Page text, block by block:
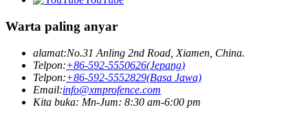
Warta paling anyar
alamat:No.31 Anling 2nd Road, Xiamen, China.
Telpon:+86-592-5550626(Jepang)
Telpon:+86-592-5552829(Basa Jawa)
Email:info@xmprofence.com
Kita buka: Mn-Jum: 8:30 am-6:00 pm